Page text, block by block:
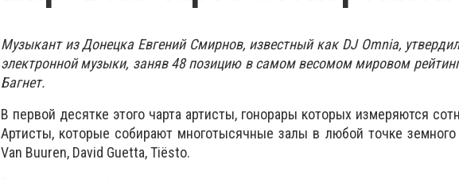
Музыкант из Донецка Евгений Смирнов, известный как DJ Omnia,
электронной музыки, заняв 48 позицию в самом весомом мировом
Багнет.
В первой десятке этого чарта артисты, гонорары которых измеряются
Артисты, которые собирают многотысячные залы в любой точке
Van Buuren, David Guetta, Tiёsto.